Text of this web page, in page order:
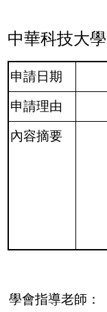
中華科技大學
申請日期
申請理由
內容摘要
學會指導老師：